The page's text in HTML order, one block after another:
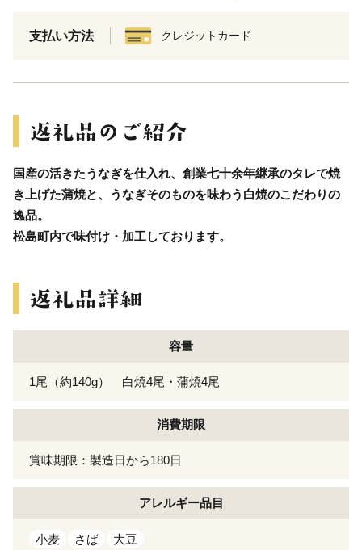
支払い方法 クレジットカード
国産の活きたうなぎを仕入れ、創業七十余年継承のタレで焼
き上げた蒲焼と、うなぎそのものを味わう白焼のこだわりの
逸品。
松島町内で味付け・加工しております。
容量
1尾（約140g） 白焼4尾・蒲焼4尾
消費期限
賞味期限：製造日から180日
アレルギー品目
小麦 さば 大豆